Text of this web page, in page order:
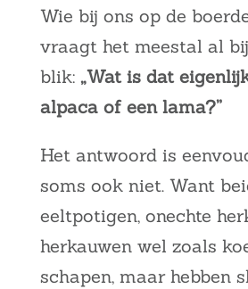
Wie bij ons op de
vraagt het meestal al
blik: „Wat is dat
alpaca of een lama?”
Het antwoord is
soms ook niet. Want
eeltpotigen, onechte
herkauwen wel zoals
schapen, maar hebben